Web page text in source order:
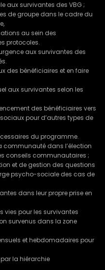
aux survivantes des VBG ;
de groupe dans le cadre du
au sein des
protocoles.
aux survivantes des
des bénéficiaires et en faire
aux survivantes selon les
des bénéficiaires vers
pour d’autres types de
du programme.
communauté dans l’élection
conseils communautaires ;
et de gestion des questions
psycho-sociale des cas de
dans leur propre prise en
vies pour les survivantes
survenus dans la zone
et hebdomadaires pour
la hiérarchie